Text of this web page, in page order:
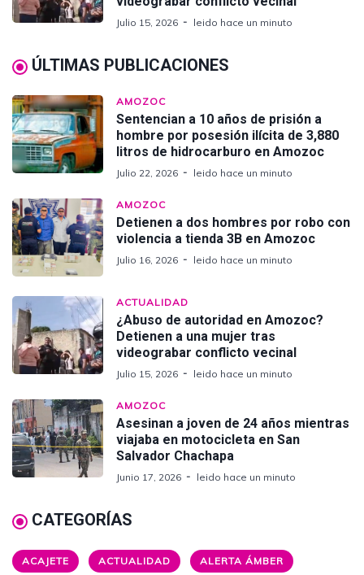
Julio 15, 2026 leido hace un minuto
ÚLTIMAS PUBLICACIONES
AMOZOC
Sentencian a 10 años de prisión a
hombre por posesión ilícita de 3,880
litros de hidrocarburo en Amozoc
Julio 22, 2026 leido hace un minuto
AMOZOC
Detienen a dos hombres por robo con
violencia a tienda 3B en Amozoc
Julio 16, 2026 leido hace un minuto
ACTUALIDAD
¿Abuso de autoridad en Amozoc?
Detienen a una mujer tras
videograbar conflicto vecinal
Julio 15, 2026 leido hace un minuto
AMOZOC
Asesinan a joven de 24 años mientras
viajaba en motocicleta en San
Salvador Chachapa
Junio 17, 2026 leido hace un minuto
CATEGORÍAS
ACAJETE ACTUALIDAD ALERTA ÁMBER